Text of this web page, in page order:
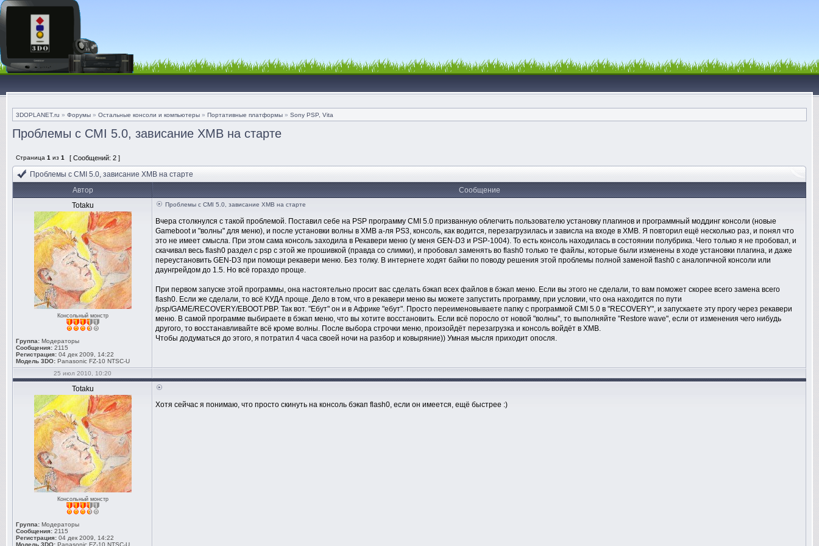
3DOPLANET.ru » Форумы » Остальные консоли и компьютеры » Портативные платформы » Sony PSP, Vita
Проблемы с CMI 5.0, зависание XMB на старте
Страница 1 из 1 [ Сообщений: 2 ]
Проблемы с CMI 5.0, зависание XMB на старте
Автор
Сообщение
Totaku
Консольный монстр
Группа: Модераторы
Сообщения: 2115
Регистрация: 04 дек 2009, 14:22
Модель 3DO: Panasonic FZ-10 NTSC-U
Проблемы с CMI 5.0, зависание XMB на старте
Вчера столкнулся с такой проблемой. Поставил себе на PSP программу CMI 5.0 призванную облегчить пользователю установку плагинов и программный моддинг консоли (новые
Gameboot и "волны" для меню), и после установки волны в XMB а-ля PS3, консоль, как водится, перезагрузилась и зависла на входе в XMB. Я повторил ещё несколько раз, и понял что
это не имеет смысла. При этом сама консоль заходила в Рекавери меню (у меня GEN-D3 и PSP-1004). То есть консоль находилась в состоянии полубрика. Чего только я не пробовал, и
скачивал весь flash0 раздел с psp с этой же прошивкой (правда со слимки), и пробовал заменять во flash0 только те файлы, которые были изменены в ходе установки плагина, и даже
переустановить GEN-D3 при помощи рекавери меню. Без толку. В интернете ходят байки по поводу решения этой проблемы полной заменой flash0 с аналогичной консоли или
даунгрейдом до 1.5. Но всё гораздо проще.
При первом запуске этой программы, она настоятельно просит вас сделать бэкап всех файлов в бэкап меню. Если вы этого не сделали, то вам поможет скорее всего замена всего
flash0. Если же сделали, то всё КУДА проще. Дело в том, что в рекавери меню вы можете запустить программу, при условии, что она находится по пути
/psp/GAME/RECOVERY/EBOOT.PBP. Так вот. "Ебут" он и в Африке "ебут". Просто переименовываете папку с программой CMI 5.0 в "RECOVERY", и запускаете эту прогу через рекавери
меню. В самой программе выбираете в бэкап меню, что вы хотите восстановить. Если всё поросло от новой "волны", то выполняйте "Restore wave", если от изменения чего нибудь
другого, то восстанавливайте всё кроме волны. После выбора строчки меню, произойдёт перезагрузка и консоль войдёт в XMB.
Чтобы додуматься до этого, я потратил 4 часа своей ночи на разбор и ковыряние)) Умная мысля приходит опосля.
25 июл 2010, 10:20
Totaku
Консольный монстр
Группа: Модераторы
Сообщения: 2115
Регистрация: 04 дек 2009, 14:22
Модель 3DO: Panasonic FZ-10 NTSC-U
Хотя сейчас я понимаю, что просто скинуть на консоль бэкап flash0, если он имеется, ещё быстрее :)